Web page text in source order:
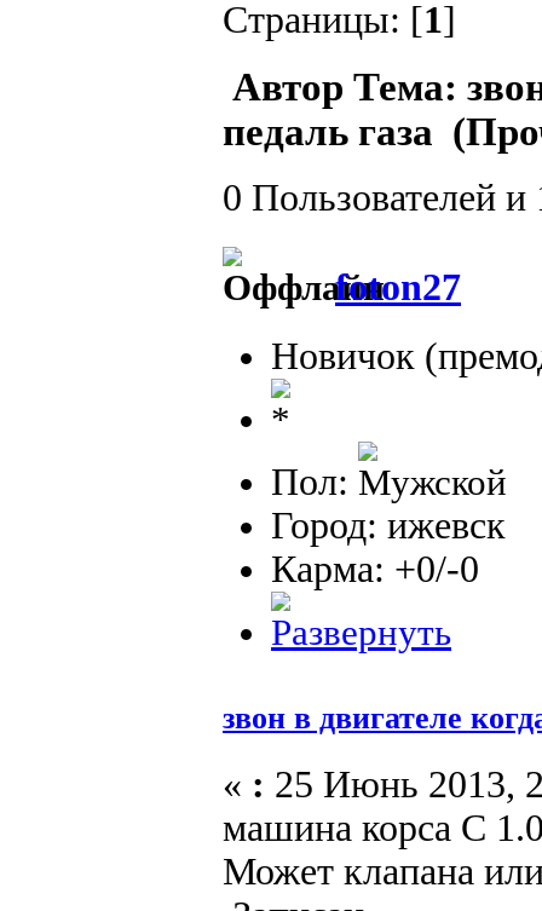
Страницы: [1]
Автор Тема:
педаль газа
0 Пользователей
foton27
Новичок
Пол:
Город: ижевск
Карма: +0/-0
звон в двигателе
« : 25 Июнь 2013,
машина корса С
Может клапана